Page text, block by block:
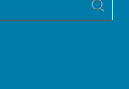
、含铬废水 3、